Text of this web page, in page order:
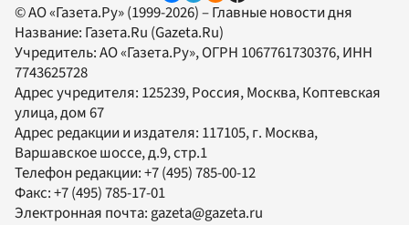
© АО «Газета.Ру» (1999-2026) – Главные новости дня
Название: Газета.Ru (Gazeta.Ru)
Учредитель:АО «Газета.Ру», ОГРН 1067761730376, ИНН
7743625728
Адрес учредителя: 125239, Россия, Москва, Коптевская
улица, дом 67
Адрес редакции и издателя: 117105, г. Москва,
Варшавское шоссе, д.9, стр.1
Телефон редакции:+7 (495) 785-00-12
Факс:+7 (495) 785-17-01
Электронная почта: gazeta@gazeta.ru